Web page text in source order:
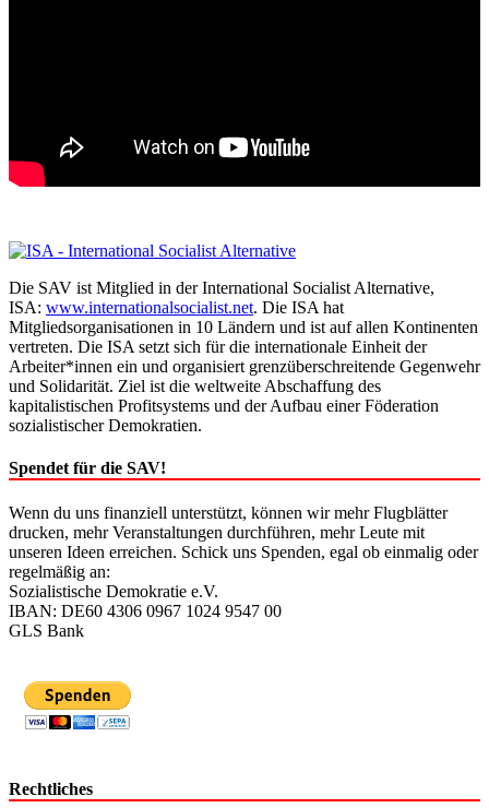
Die SAV ist Mitglied in der International Socialist Alternative,
ISA: www.internationalsocialist.net. Die ISA hat
Mitgliedsorganisationen in 10 Ländern und ist auf allen Kontinenten
vertreten. Die ISA setzt sich für die internationale Einheit der
Arbeiter*innen ein und organisiert grenzüberschreitende Gegenwehr
und Solidarität. Ziel ist die weltweite Abschaffung des
kapitalistischen Profitsystems und der Aufbau einer Föderation
sozialistischer Demokratien.
Spendet für die SAV!
Wenn du uns finanziell unterstützt, können wir mehr Flugblätter
drucken, mehr Veranstaltungen durchführen, mehr Leute mit
unseren Ideen erreichen. Schick uns Spenden, egal ob einmalig oder
regelmäßig an:
Sozialistische Demokratie e.V.
IBAN: DE60 4306 0967 1024 9547 00
GLS Bank
Rechtliches